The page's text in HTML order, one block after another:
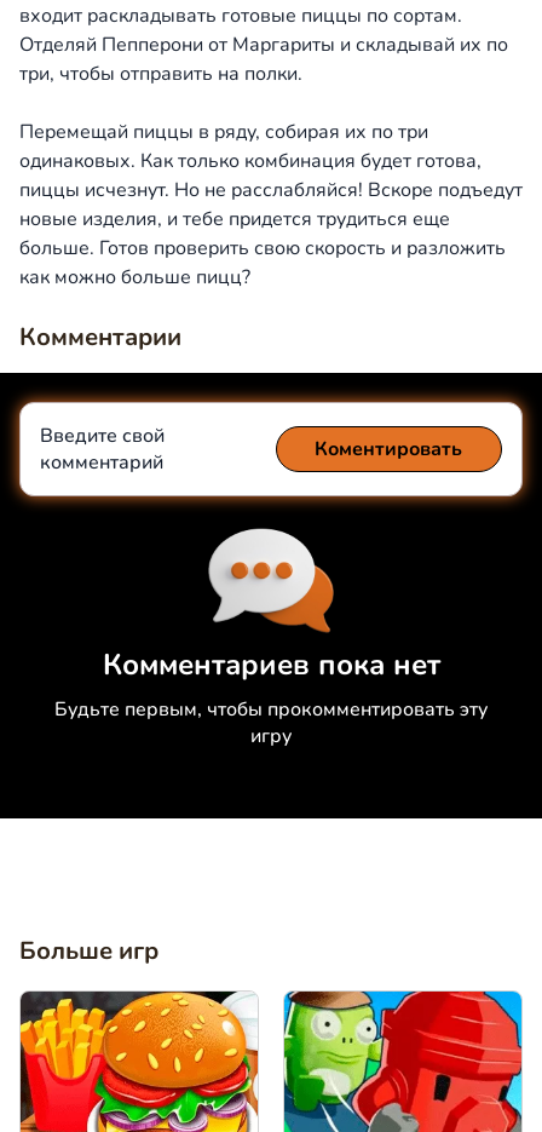
входит раскладывать готовые пиццы по сортам.
Отделяй Пепперони от Маргариты и складывай их по
три, чтобы отправить на полки.
Перемещай пиццы в ряду, собирая их по три
одинаковых. Как только комбинация будет готова,
пиццы исчезнут. Но не расслабляйся! Вскоре подъедут
новые изделия, и тебе придется трудиться еще
больше. Готов проверить свою скорость и разложить
как можно больше пицц?
Комментарии
Комментариев пока нет
Будьте первым, чтобы прокомментировать эту
игру
Введите свой
комментарий
Коментировать
Коментировать
Больше игр